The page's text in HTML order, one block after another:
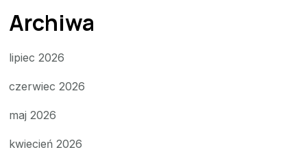
Archiwa
lipiec 2026
czerwiec 2026
maj 2026
kwiecień 2026